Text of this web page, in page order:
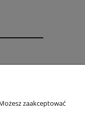
zaakceptować